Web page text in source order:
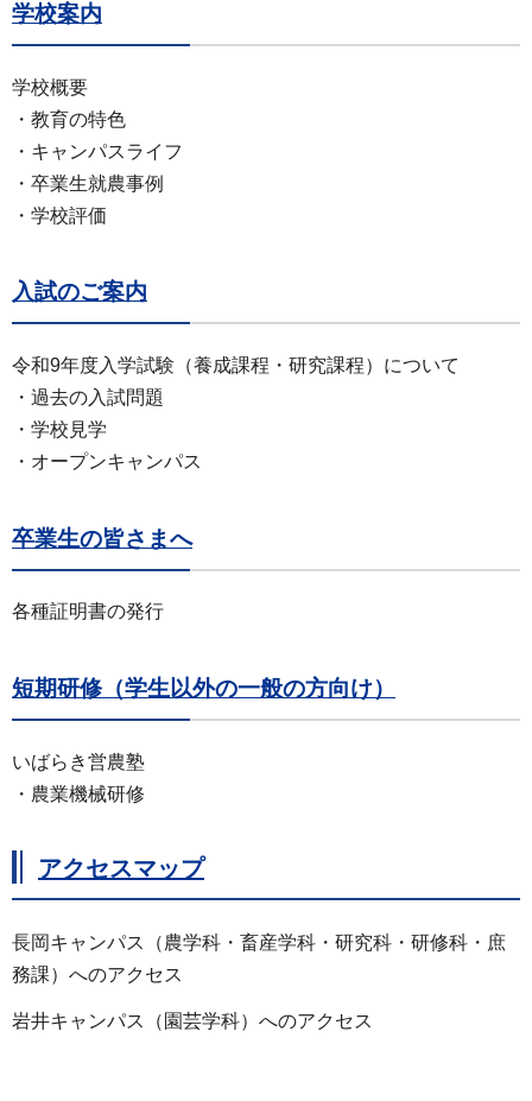
学校案内
学校概要
・教育の特色
・キャンパスライフ
・卒業生就農事例
・学校評価
入試のご案内
令和9年度入学試験（養成課程・研究課程）について
・過去の入試問題
・学校見学
・オープンキャンパス
卒業生の皆さまへ
各種証明書の発行
短期研修（学生以外の一般の方向け）
いばらき営農塾
・農業機械研修
アクセスマップ
長岡キャンパス（農学科・畜産学科・研究科・研修科・庶
務課）へのアクセス
岩井キャンパス（園芸学科）へのアクセス